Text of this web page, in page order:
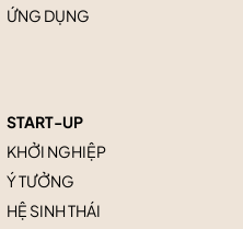
ỨNG DỤNG
START-UP
KHỞI NGHIỆP
Ý TƯỞNG
HỆ SINH THÁI